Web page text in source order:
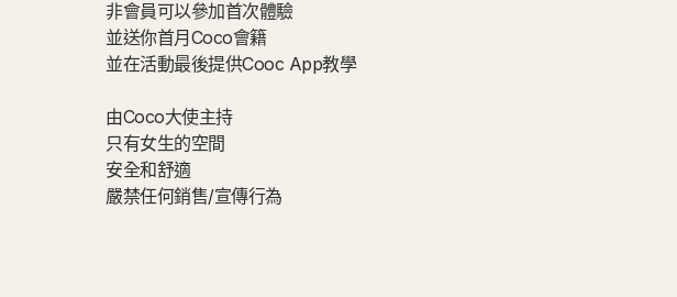
非會員可以參加首次體驗
並送你首月Coco會籍
並在活動最後提供Cooc App教學
由Coco大使主持
只有女生的空間
安全和舒適
嚴禁任何銷售/宣傳行為